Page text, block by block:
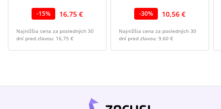
-15% 16,75 €
Najnižšia cena za posledných 30
dní pred zľavou: 16,75 €
-30% 10,56 €
Najnižšia cena za posledných 30
dní pred zľavou: 9,60 €